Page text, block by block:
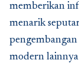
memberikan
menarik
modern